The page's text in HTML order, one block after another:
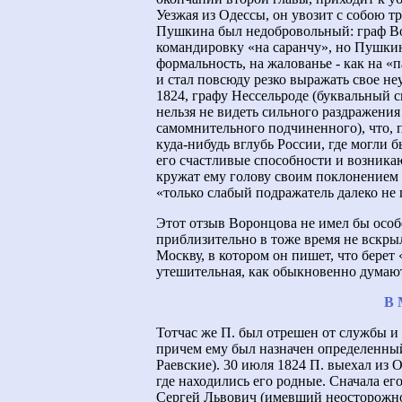
Уезжая из Одессы, он увозит с собою
Пушкина был недобровольный: граф
командировку «на саранчу», но
формальность, на жалованье - как на
и стал повсюду резко выражать свое
1824, графу Нессельроде
нельзя не видеть сильного
самомнительного подчиненного),
куда-нибудь вглубь России, где могли
его счастливые способности и
кружат ему голову своим
«только слабый подражатель далеко
Этот отзыв Воронцова не имел бы
приблизительно в тоже время не
Москву, в котором он пишет, что берет
утешительная, как обыкновенно
В
Тотчас же П. был отрешен от службы и
причем ему был назначен
Раевские). 30 июля 1824 П. выехал из
где находились его родные. Сначала
Сергей Львович (имевший